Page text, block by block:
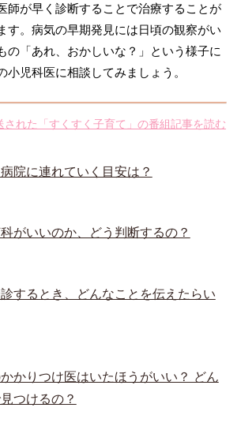
師が早く診断することで治療することが
す。病気の早期発見には日頃の観察がい
の「あれ、おかしいな？」という様子に
小児科医に相談してみましょう。
された「すくすく子育て」の番組記事を読む
院に連れていく目安は？
がいいのか、どう判断するの？
するとき、どんなことを伝えたらい
かりつけ医はいたほうがいい？ どん
つけるの？